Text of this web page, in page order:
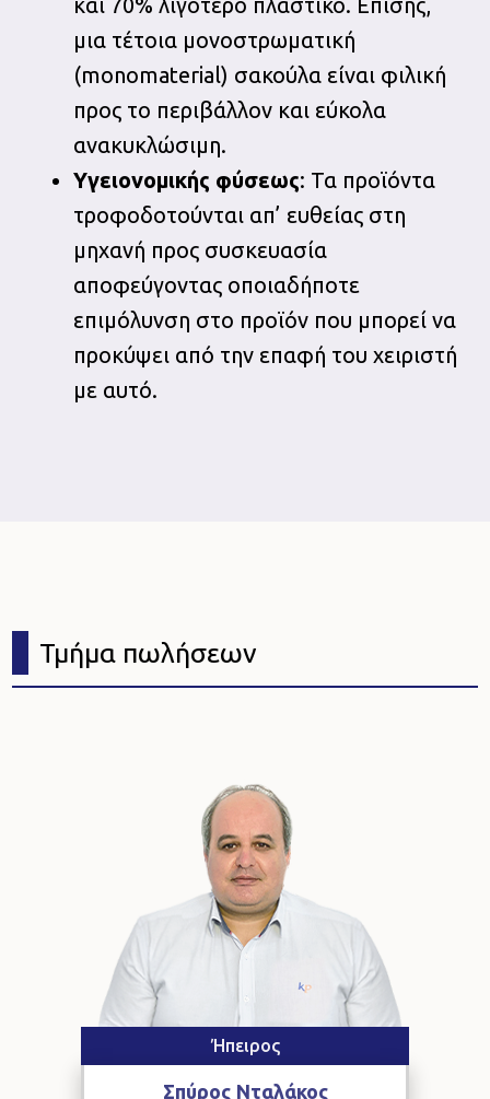
και 70% λιγότερο πλαστικό. Επίσης,
μια τέτοια μονοστρωματική
(monomaterial) σακούλα είναι φιλική
προς το περιβάλλον και εύκολα
ανακυκλώσιμη.
Yγειονομικής φύσεως: Τα προϊόντα
τροφοδοτούνται απ’ ευθείας στη
μηχανή προς συσκευασία
αποφεύγοντας οποιαδήποτε
επιμόλυνση στο προϊόν που μπορεί να
προκύψει από την επαφή του χειριστή
με αυτό.
Τμήμα πωλήσεων
Ήπειρος
Σπύρος Νταλάκος